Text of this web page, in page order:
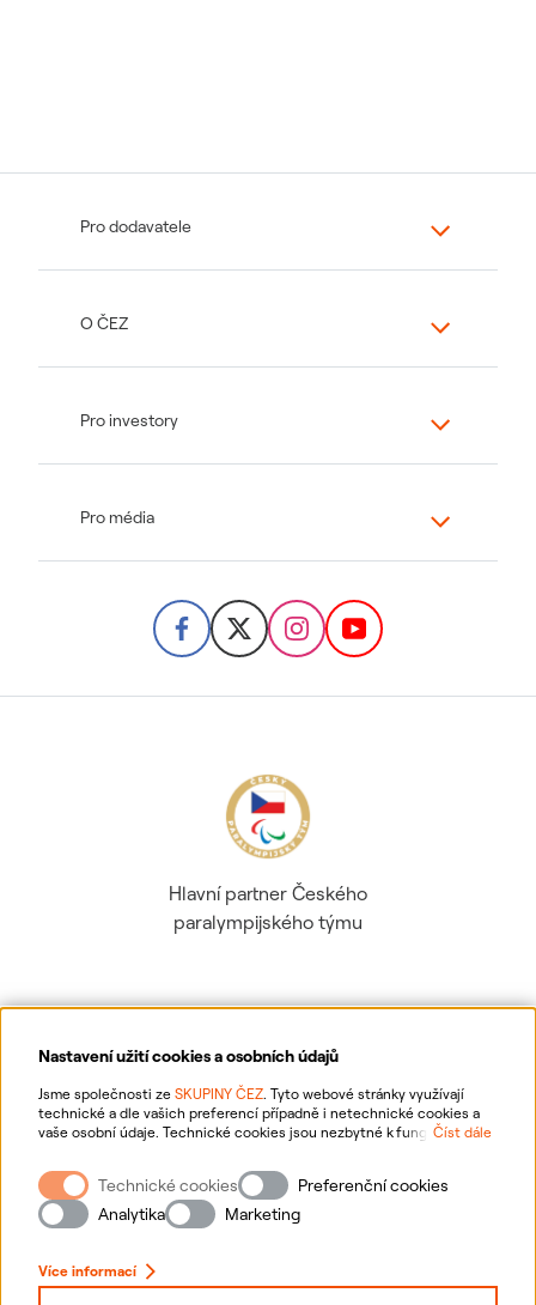
Nastavení užití cookies a osobních údajů
Jsme společnosti ze SKUPINY ČEZ. Tyto webové stránky využívají
technické a dle vašich preferencí případně i netechnické cookies a
vaše osobní údaje. Technické cookies jsou nezbytné k fungování
webové stránky vašim preferencím, k personalizaci reklam a analytice.
Pro sběr a zpracování netechnických cookies a vašich osobních údajů
nám můžete udělit souhlas. Bližší informace o vašich právech,
zpracování osobních údajů, včetně možnosti odvolání udělených
Číst dále
Technické cookies
Preferenční cookies
Analytika
Marketing
Více informací
Pro dodavatele
O ČEZ
Pro investory
Pro média
Hlavní partner Českého
paralympijského týmu
Ochrana osobních údajů
Informace o webu
Nastavení cookies